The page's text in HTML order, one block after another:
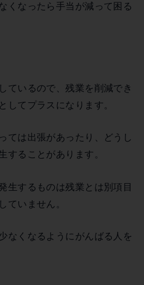
くなったら手当が減って困る
ているので、残業を削減でき
してプラスになります。
ては出張があったり、どうし
することがあります。
生するものは残業とは別項目
ていません。
なくなるようにがんばる人を